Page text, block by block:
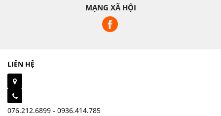
MẠNG XÃ HỘI
LIÊN HỆ
076.212.6899 - 0936.414.785